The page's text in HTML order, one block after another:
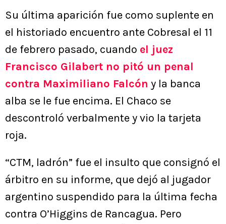
Su última aparición fue como suplente en
el historiado encuentro ante Cobresal el 11
de febrero pasado, cuando el juez
Francisco Gilabert no pitó un penal
contra Maximiliano Falcón y la banca
alba se le fue encima. El Chaco se
descontroló verbalmente y vio la tarjeta
roja.
“CTM, ladrón” fue el insulto que consignó el
árbitro en su informe, que dejó al jugador
argentino suspendido para la última fecha
contra O’Higgins de Rancagua. Pero